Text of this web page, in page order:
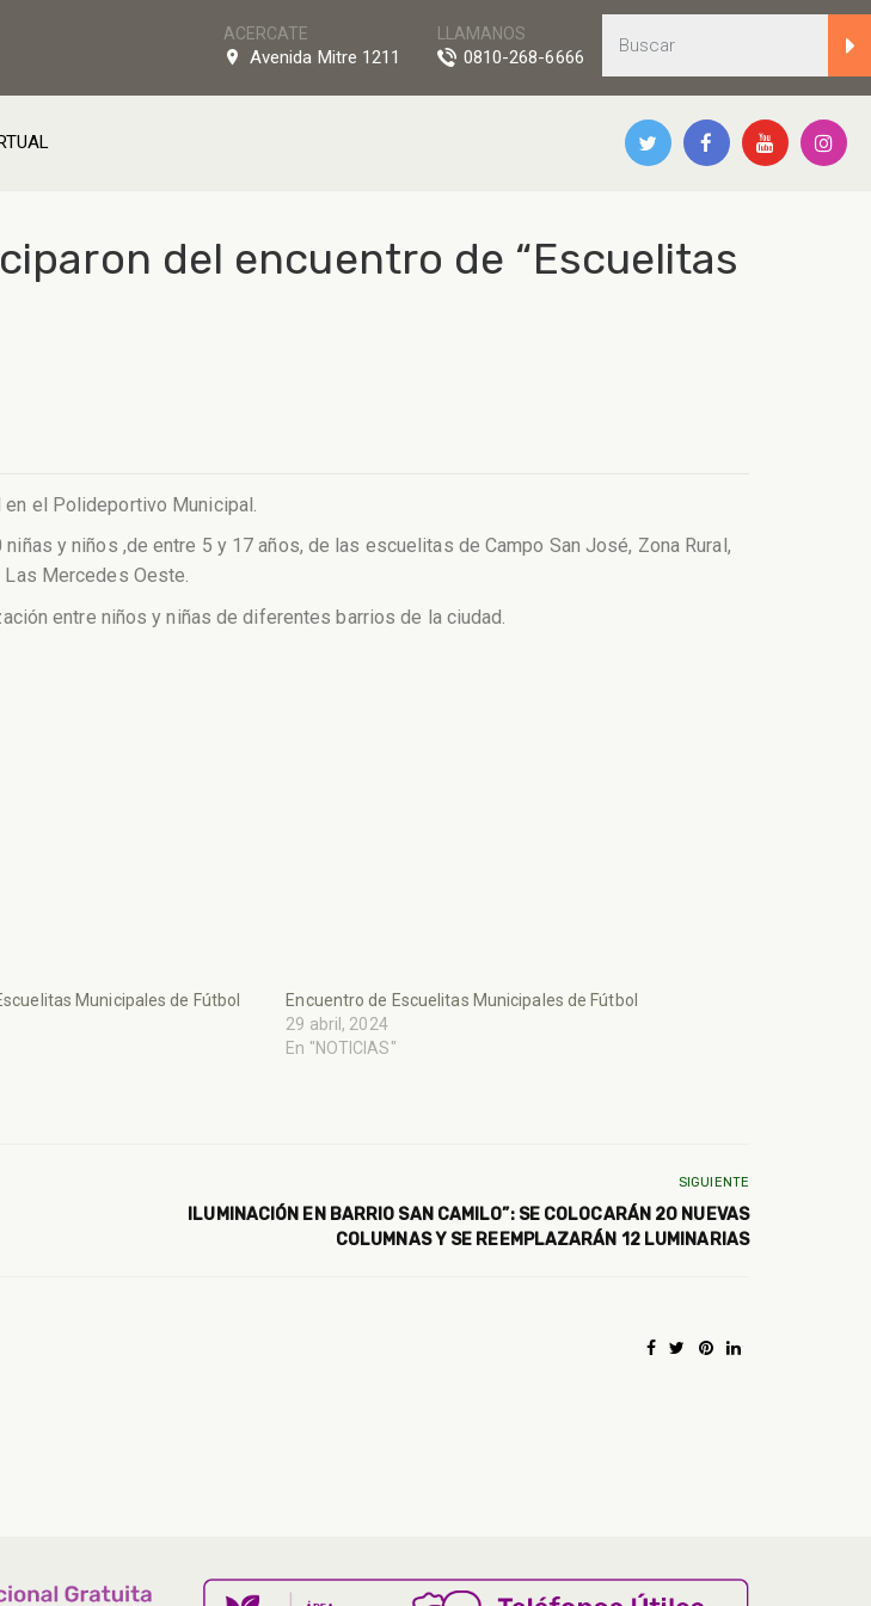
LLAMANOS
0810-268-6666
ACERCATE
Avenida Mitre 1211
del encuentro de “Escuelitas
el Polideportivo Municipal.
y niños ,de entre 5 y 17 años, de las escuelitas de Campo San José, Zona Rural,
Las Mercedes Oeste.
entre niños y niñas de diferentes barrios de la ciudad.
Municipales de Fútbol
Encuentro de Escuelitas Municipales de Fútbol
29 abril, 2024
En "NOTICIAS"
SIGUIENTE
ILUMINACIÓN EN BARRIO SAN CAMILO”: SE COLOCARÁN 20 NUEVAS
COLUMNAS Y SE REEMPLAZARÁN 12 LUMINARIAS